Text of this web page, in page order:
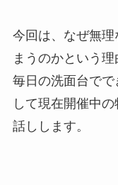
今回は、なぜ無
まうのかという理
毎日の洗面台で
して現在開催中
話しします。